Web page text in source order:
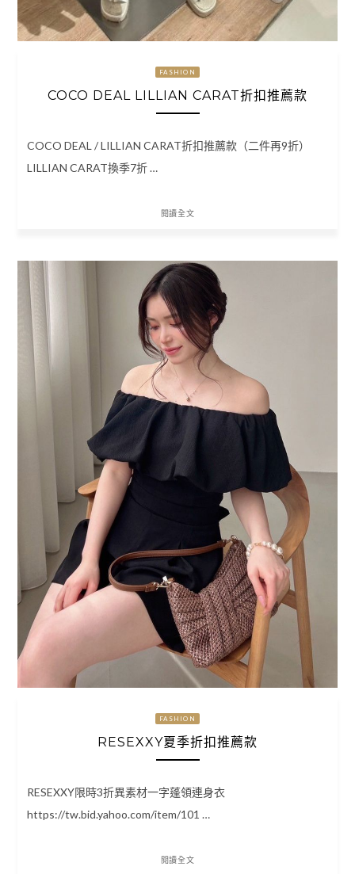
FASHION
COCO DEAL LILLIAN CARAT折扣推薦款
COCO DEAL / LILLIAN CARAT折扣推薦款（二件再9折）
LILLIAN CARAT換季7折 …
閱讀全文
FASHION
RESEXXY夏季折扣推薦款
RESEXXY限時3折異素材一字蓬領連身衣
https://tw.bid.yahoo.com/item/101 …
閱讀全文